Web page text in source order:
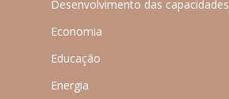
Desenvolvimento das capacidades
Economia
Educação
Energia